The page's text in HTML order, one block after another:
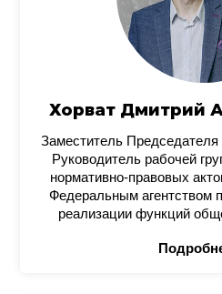
Хорват Дмитрий
Заместитель
Руководитель рабочей
нормативно-правовых
Федеральным агентством
реализации функций